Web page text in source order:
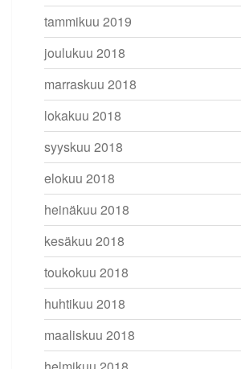
tammikuu 2019
joulukuu 2018
marraskuu 2018
lokakuu 2018
syyskuu 2018
elokuu 2018
heinäkuu 2018
kesäkuu 2018
toukokuu 2018
huhtikuu 2018
maaliskuu 2018